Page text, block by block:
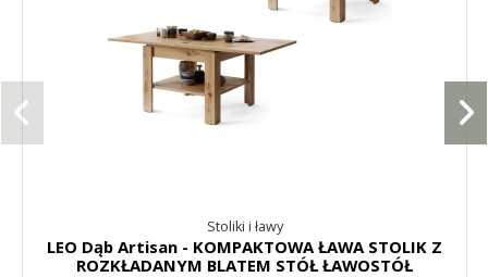
Stoliki i ławy
LEO Dąb Artisan - KOMPAKTOWA ŁAWA STOLIK Z
ROZKŁADANYM BLATEM STÓŁ ŁAWOSTÓŁ